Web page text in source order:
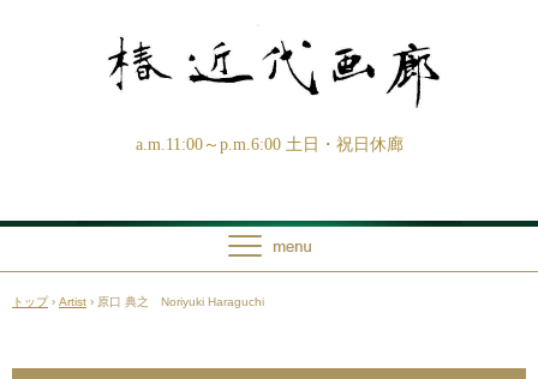
a.m.11:00～p.m.6:00 土日・祝日休廊
トップ › Artist › 原口 典之 Noriyuki Haraguchi